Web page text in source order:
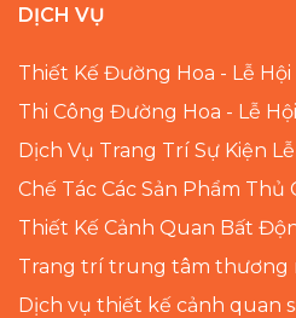
DỊCH VỤ
Thiết Kế Đường Hoa - Lễ Hội
Thi Công Đường Hoa - Lễ Hội
Dịch Vụ Trang Trí Sự Kiện
Chế Tác Các Sản Phẩm Thủ
Thiết Kế Cảnh Quan Bất
Trang trí trung tâm thương
Dịch vụ thiết kế cảnh quan